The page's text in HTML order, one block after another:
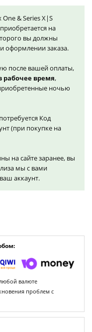
& Series X|S
на
вы должны
оформлении заказа.
после вашей оплаты,
рабочее время,
ночью
Код
(при покупке на
на сайте заранее, вы
мы с вами
аккаунт.
валюте
проблем с